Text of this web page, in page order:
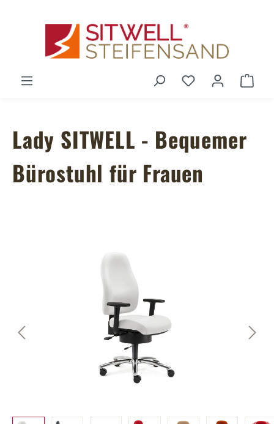
Du hast 0
Lady SITWELL - Bequemer
Bürostuhl für Frauen
Bildergalerie überspringen